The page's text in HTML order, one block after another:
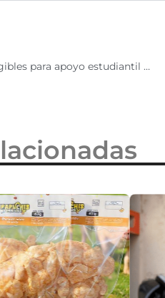
Beneficiarios DACA elegibles para apoyo estudiantil en universidad de California